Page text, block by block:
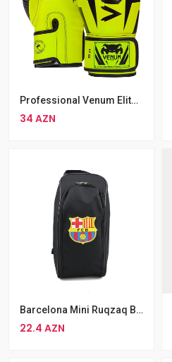
Professional Venum Elite Sarı Rengli Boks Əlcəyi Venum ELITE MMA Əlcəyi
34 AZN
Barcelona Mini Ruqzaq Bel Çantası Qara
22.4 AZN